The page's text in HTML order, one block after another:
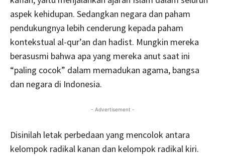
aspek kehidupan. Sedangkan negara dan paham
pendukungnya lebih cenderung kepada paham
kontekstual al-qur’an dan hadist. Mungkin mereka
berasusmi bahwa apa yang mereka anut saat ini
“paling cocok” dalam memadukan agama, bangsa
dan negara di Indonesia.
- Advertisement -
Disinilah letak perbedaan yang mencolok antara
kelompok radikal kanan dan kelompok radikal kiri.